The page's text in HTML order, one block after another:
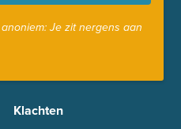
Je zit nergens aan
Klachten